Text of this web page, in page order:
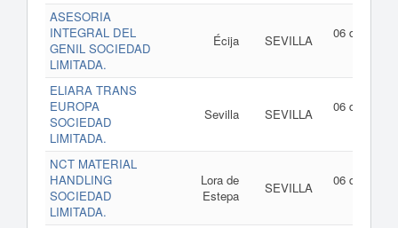
ASESORIA
INTEGRAL DEL
GENIL SOCIEDAD
LIMITADA.
Écija SEVILLA
06 de
ELIARA TRANS
EUROPA
SOCIEDAD
LIMITADA.
Sevilla SEVILLA
06 de
NCT MATERIAL
HANDLING
SOCIEDAD
LIMITADA.
Lora de
Estepa
SEVILLA
06 de